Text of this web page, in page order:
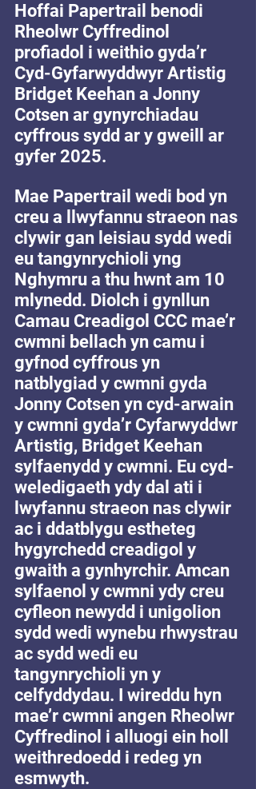
Hoffai Papertrail benodi
Rheolwr Cyffredinol
profiadol i weithio gyda’r
Cyd-Gyfarwyddwyr Artistig
Bridget Keehan a Jonny
Cotsen ar gynyrchiadau
cyffrous sydd ar y gweill ar
gyfer 2025.
Mae Papertrail wedi bod yn
creu a llwyfannu straeon nas
clywir gan leisiau sydd wedi
eu tangynrychioli yng
Nghymru a thu hwnt am 10
mlynedd. Diolch i gynllun
Camau Creadigol CCC mae’r
cwmni bellach yn camu i
gyfnod cyffrous yn
natblygiad y cwmni gyda
Jonny Cotsen yn cyd-arwain
y cwmni gyda’r Cyfarwyddwr
Artistig, Bridget Keehan
sylfaenydd y cwmni. Eu cyd-
weledigaeth ydy dal ati i
lwyfannu straeon nas clywir
ac i ddatblygu estheteg
hygyrchedd creadigol y
gwaith a gynhyrchir. Amcan
sylfaenol y cwmni ydy creu
cyfleon newydd i unigolion
sydd wedi wynebu rhwystrau
ac sydd wedi eu
tangynrychioli yn y
celfyddydau. I wireddu hyn
mae’r cwmni angen Rheolwr
Cyffredinol i alluogi ein holl
weithredoedd i redeg yn
esmwyth.